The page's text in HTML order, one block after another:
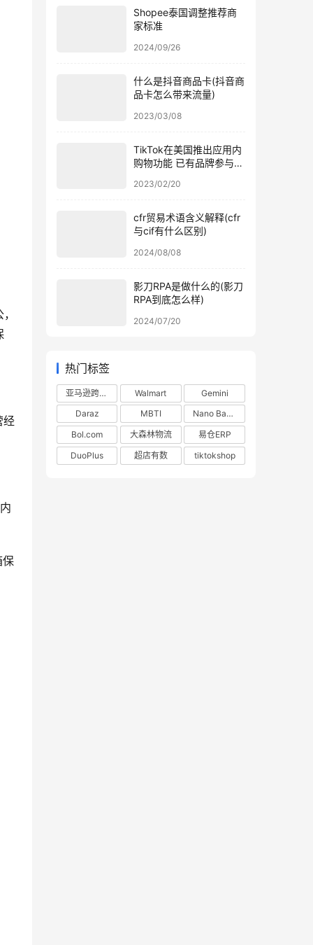
经
保
Shopee泰国调整推荐商
家标准
2024/09/26
什么是抖音商品卡(抖音商
品卡怎么带来流量)
2023/03/08
TikTok在美国推出应用内
购物功能 已有品牌参与内
2023/02/20
cfr贸易术语含义解释(cfr
与cif有什么区别)
2024/08/08
影刀RPA是做什么的(影刀
RPA到底怎么样)
2024/07/20
热门标签
亚马逊跨境电商 Walmart
Gemini
Daraz
MBTI
Nano Banana
Bol.com
大森林物流
易仓ERP
DuoPlus
超店有数 tiktokshop